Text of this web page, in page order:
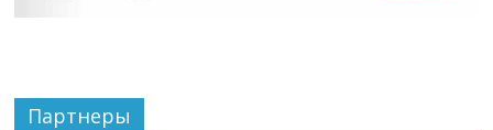
Партнеры